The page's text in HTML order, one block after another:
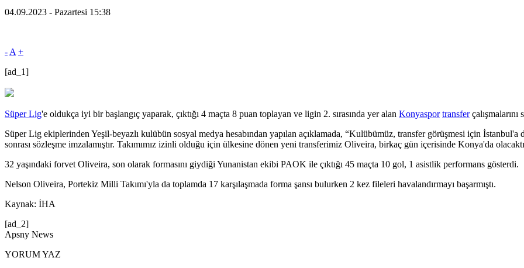
04.09.2023 - Pazartesi 15:38
- A +
[ad_1]
Süper Lig'e oldukça iyi bir başlangıç yaparak, çıktığı 4 maçta 8 puan toplayan ve ligin 2. sırasında yer alan Konyaspor transferçalışmalarını
Süper Lig ekiplerinden Yeşil-beyazlı kulübün sosyal medya hesabından yapılan açıklamada, “Kulübümüz, transfer görüşmesi için
sonrası sözleşme imzalamıştır. Takımımız izinli olduğu için ülkesine dönen yeni transferimiz Oliveira, birkaç gün içerisinde Konya'da
32 yaşındaki forvet Oliveira, son olarak formasını giydiği Yunanistan ekibi PAOK ile çıktığı 45 maçta 10 gol, 1 asistlik performans gösterdi.
Nelson Oliveira, Portekiz Milli Takımı'yla da toplamda 17 karşılaşmada forma şansı bulurken 2 kez fileleri havalandırmayı başarmıştı.
Kaynak: İHA
[ad_2]
Apsny News
YORUM YAZ